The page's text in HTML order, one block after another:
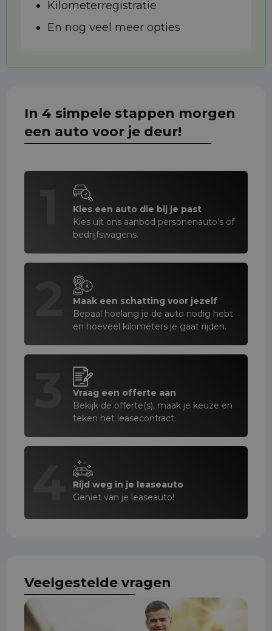
Kilometerregistratie
En nog veel meer opties
In 4 simpele stappen morgen
een auto voor je deur!
Kies een auto die bij je past
Kies uit ons aanbod personenauto’s of
bedrijfswagens.
Maak een schatting voor jezelf
Bepaal hoelang je de auto nodig hebt
en hoeveel kilometers je gaat rijden.
Vraag een offerte aan
Bekijk de offerte(s), maak je keuze en
teken het leasecontract.
Rijd weg in je leaseauto
Geniet van je leaseauto!
Veelgestelde vragen